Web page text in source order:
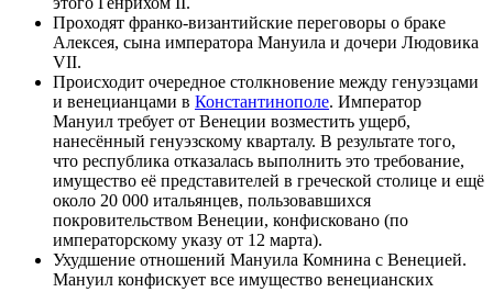
Проходят франко-византийские переговоры о браке
Алексея, сына императора Мануила и дочери Людовика
VII.
Происходит очередное столкновение между генуэзцами
и венецианцами в Константинополе. Император
Мануил требует от Венеции возместить ущерб,
нанесённый генуэзскому кварталу. В результате того,
что республика отказалась выполнить это требование,
имущество её представителей в греческой столице и ещё
около 20 000 итальянцев, пользовавшихся
покровительством Венеции, конфисковано (по
императорскому указу от 12 марта).
Ухудшение отношений Мануила Комнина с Венецией.
Мануил конфискует все имущество венецианских